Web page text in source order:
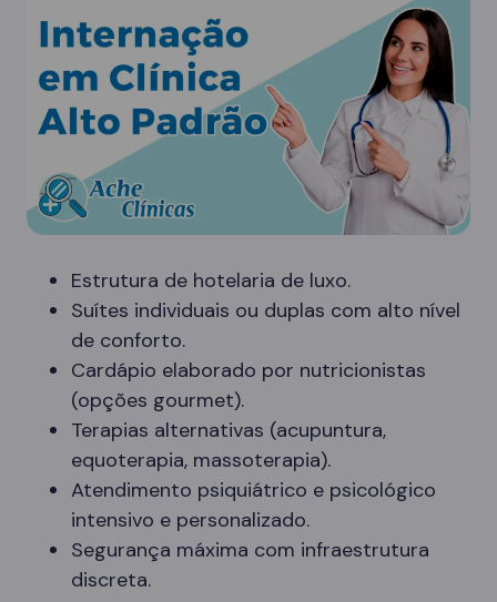
Estrutura de hotelaria de luxo.
Suítes individuais ou duplas com alto nível
de conforto.
Cardápio elaborado por nutricionistas
(opções gourmet).
Terapias alternativas (acupuntura,
equoterapia, massoterapia).
Atendimento psiquiátrico e psicológico
intensivo e personalizado.
Segurança máxima com infraestrutura
discreta.